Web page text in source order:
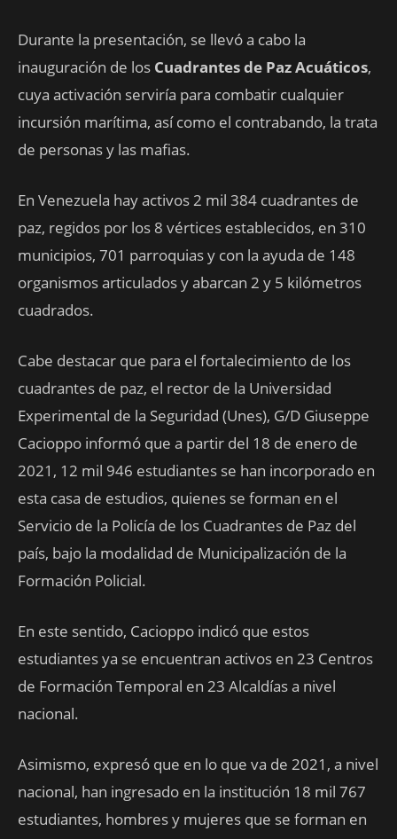
Durante la presentación, se llevó a cabo la
inauguración de los Cuadrantes de Paz Acuáticos,
cuya activación serviría para combatir cualquier
incursión marítima, así como el contrabando, la trata
de personas y las mafias.
En Venezuela hay activos 2 mil 384 cuadrantes de
paz, regidos por los 8 vértices establecidos, en 310
municipios, 701 parroquias y con la ayuda de 148
organismos articulados y abarcan 2 y 5 kilómetros
cuadrados.
Cabe destacar que para el fortalecimiento de los
cuadrantes de paz, el rector de la Universidad
Experimental de la Seguridad (Unes), G/D Giuseppe
Cacioppo informó que a partir del 18 de enero de
2021, 12 mil 946 estudiantes se han incorporado en
esta casa de estudios, quienes se forman en el
Servicio de la Policía de los Cuadrantes de Paz del
país, bajo la modalidad de Municipalización de la
Formación Policial.
En este sentido, Cacioppo indicó que estos
estudiantes ya se encuentran activos en 23 Centros
de Formación Temporal en 23 Alcaldías a nivel
nacional.
Asimismo, expresó que en lo que va de 2021, a nivel
nacional, han ingresado en la institución 18 mil 767
estudiantes, hombres y mujeres que se forman en